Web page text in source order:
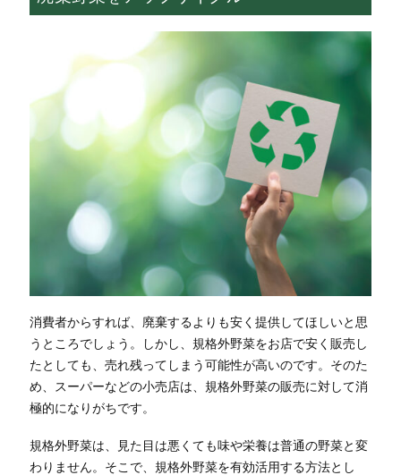
消費者からすれば、廃棄するよりも安く提供してほしいと思
うところでしょう。しかし、規格外野菜をお店で安く販売し
たとしても、売れ残ってしまう可能性が高いのです。そのた
め、スーパーなどの小売店は、規格外野菜の販売に対して消
極的になりがちです。
規格外野菜は、見た目は悪くても味や栄養は普通の野菜と変
わりません。そこで、規格外野菜を有効活用する方法とし